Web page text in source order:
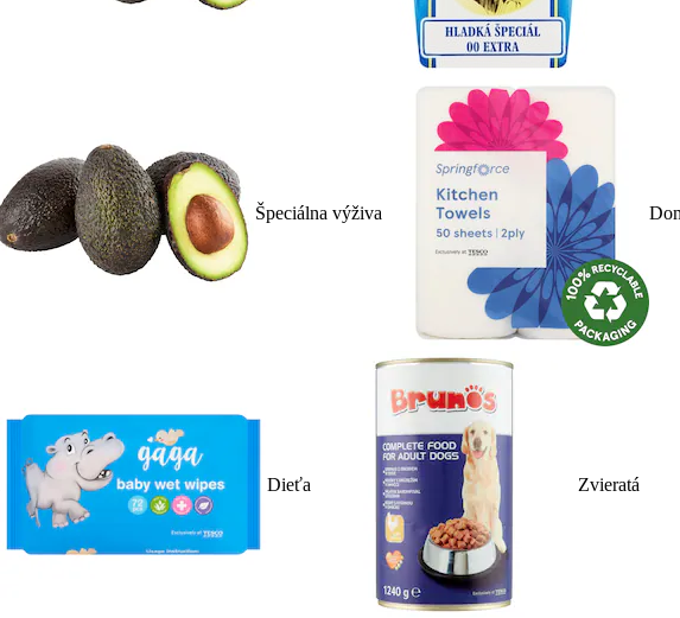
Špeciálna výživa
Dieťa Zvieratá